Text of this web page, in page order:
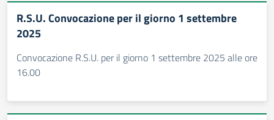
R.S.U. Convocazione per il giorno 1 settembre
2025
Convocazione R.S.U. per il giorno 1 settembre 2025 alle ore
16.00